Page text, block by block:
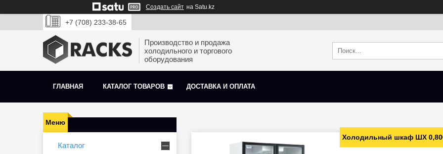
Создать сайт на Satu.kz
+7 (708) 233-38-65
Производство и продажа
холодильного и торгового
оборудования
ГЛАВНАЯ КАТАЛОГ ТОВАРОВ ДОСТАВКА И ОПЛАТА
Холодильный шкаф ШХ
Каталог